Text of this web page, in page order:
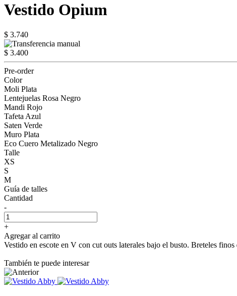
Vestido Opium
$ 3.740
$ 3.400
Pre-order
Color
Moli Plata
Lentejuelas Rosa Negro
Mandi Rojo
Tafeta Azul
Saten Verde
Muro Plata
Eco Cuero Metalizado Negro
Talle
XS
S
M
Guía de talles
Cantidad
-
+
Agregar al carrito
Vestido en escote en V con cut outs laterales bajo el busto. Breteles finos
También te puede interesar